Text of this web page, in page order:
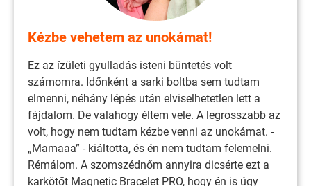
Kézbe vehetem az unokámat!
Ez az ízületi gyulladás isteni büntetés volt
számomra. Időnként a sarki boltba sem tudtam
elmenni, néhány lépés után elviselhetetlen lett a
fájdalom. De valahogy éltem vele. A legrosszabb az
volt, hogy nem tudtam kézbe venni az unokámat. -
„Mamaaa” - kiáltotta, és én nem tudtam felemelni.
Rémálom. A szomszédnőm annyira dicsérte ezt a
karkötőt Magnetic Bracelet PRO, hogy én is úgy